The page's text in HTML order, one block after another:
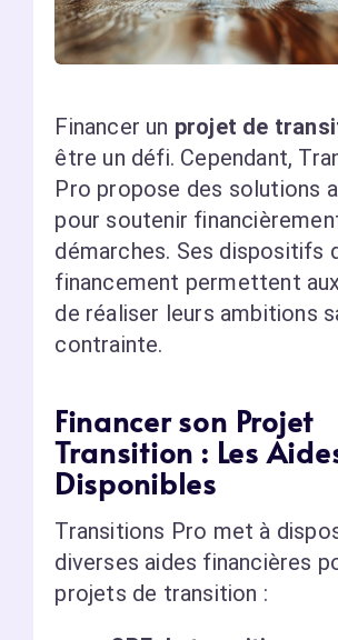
Financer un projet de
être un défi. Cependant,
Pro propose des solutions
pour soutenir
démarches. Ses dispositifs
financement permettent
de réaliser leurs ambitions
contrainte.
Financer son Projet
Transition : Les
Disponibles
Transitions Pro met à
diverses aides financières
projets de transition :